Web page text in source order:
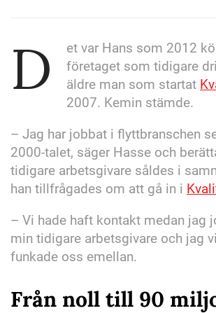
D
et var Hans som 2012
företaget som tidigare
äldre man som startat
2007. Kemin stämde.
– Jag har jobbat i flyttbranschen
2000-talet, säger Hasse och
tidigare arbetsgivare såldes i
han tillfrågades om att gå in i
– Vi hade haft kontakt medan jag
min tidigare arbetsgivare och jag
funkade oss emellan.
Från noll till 90